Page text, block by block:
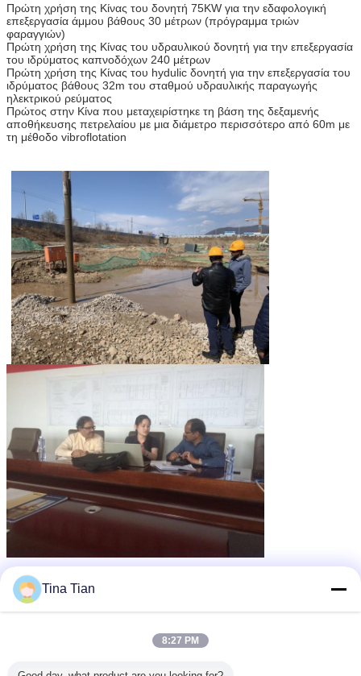
Πρώτη χρήση της Κίνας του δονητή 75KW για την εδαφολογική
επεξεργασία άμμου βάθους 30 μέτρων (πρόγραμμα τριών
φαραγγιών)
Πρώτη χρήση της Κίνας του υδραυλικού δονητή για την επεξεργασία
του ιδρύματος καπνοδόχων 240 μέτρων
Πρώτη χρήση της Κίνας του hydulic δονητή για την επεξεργασία του
ιδρύματος βάθους 32m του σταθμού υδραυλικής παραγωγής
ηλεκτρικού ρεύματος
Πρώτος στην Κίνα που μεταχειρίστηκε τη βάση της δεξαμενής
αποθήκευσης πετρελαίου με μια διάμετρο περισσότερο από 60m με
τη μέθοδο vibroflotation
Ετικέττες:
vibro densification
Tina Tian
8:27 PM